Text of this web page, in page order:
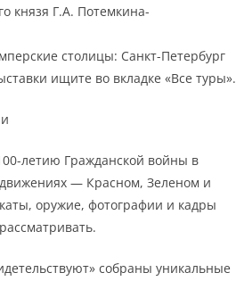
князя Г.А. Потемкина-
столицы: Санкт-Петербург
ищите во вкладке «Все туры».
летию Гражданской войны в
— Красном, Зеленом и
оружие, фотографии и кадры
собраны уникальные